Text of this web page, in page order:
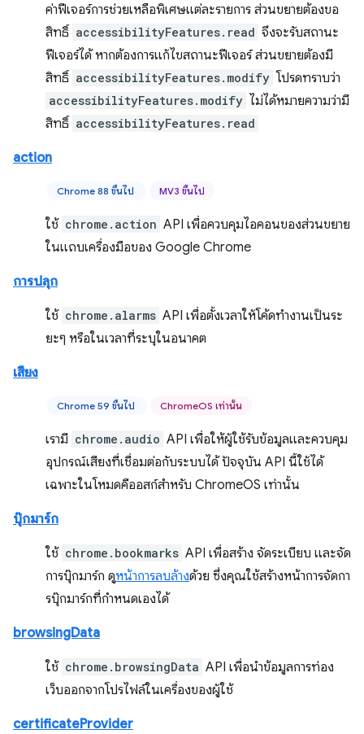
ค่าฟีเจอร์การช่วยเหลือพิเศษแต่ละรายการ ส่วนขยายต้องขอ
สิทธิ์ accessibilityFeatures.read จึงจะรับสถานะ
ฟีเจอร์ได้ หากต้องการแก้ไขสถานะฟีเจอร์ ส่วนขยายต้องมี
สิทธิ์ accessibilityFeatures.modify โปรดทราบว่า
accessibilityFeatures.modify ไม่ได้หมายความว่ามี
สิทธิ์ accessibilityFeatures.read
action
Chrome 88 ขึ้นไป MV3 ขึ้นไป
ใช้ chrome.action API เพื่อควบคุมไอคอนของส่วนขยาย
ในแถบเครื่องมือของ Google Chrome
การปลุก
ใช้ chrome.alarms API เพื่อตั้งเวลาให้โค้ดทำงานเป็นระ
ยะๆ หรือในเวลาที่ระบุในอนาคต
เสียง
Chrome 59 ขึ้นไป ChromeOS เท่านั้น
เรามี chrome.audio API เพื่อให้ผู้ใช้รับข้อมูลและควบคุม
อุปกรณ์เสียงที่เชื่อมต่อกับระบบได้ ปัจจุบัน API นี้ใช้ได้
เฉพาะในโหมดคีออสก์สำหรับ ChromeOS เท่านั้น
บุ๊กมาร์ก
ใช้ chrome.bookmarks API เพื่อสร้าง จัดระเบียบ และจัด
การบุ๊กมาร์ก ดูหน้าการลบล้างด้วย ซึ่งคุณใช้สร้างหน้าการจัดกา
รบุ๊กมาร์กที่กำหนดเองได้
browsingData
ใช้ chrome.browsingData API เพื่อนำข้อมูลการท่อง
เว็บออกจากโปรไฟล์ในเครื่องของผู้ใช้
certificateProvider